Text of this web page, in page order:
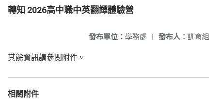
轉知 2026高中職中英翻譯體驗營
發布人： 訓育組
發布單位： 學務處 |
其餘資訊請參閱附件。
相關附件